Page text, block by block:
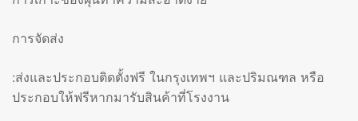
การจัดส่ง
:ส่งและประกอบติดตั้งฟรี ในกรุงเทพฯ และปริมณฑล หรือ
ประกอบให้ฟรีหากมารับสินค้าที่โรงงาน